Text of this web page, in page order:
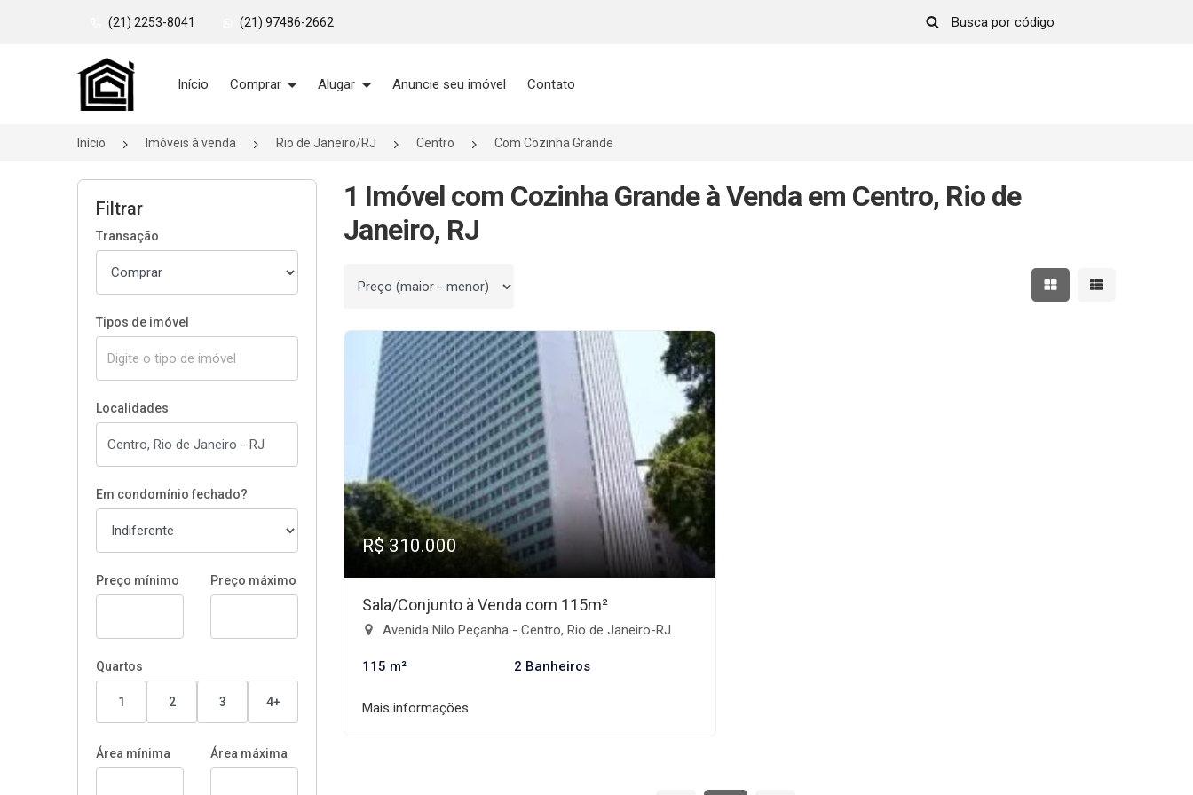
(21) 2253-8041 (21) 97486-2662
Página inicial
Início Comprar Alugar Anuncie seu imóvel Contato
Início Imóveis à venda Rio de Janeiro/RJ Centro Com Cozinha Grande
Filtrar
Transação
Tipos de imóvel
Localidades
Em condomínio fechado?
Preço mínimo Preço máximo
Quartos
1 2 3 4+
Área mínima Área máxima
1 Imóvel com Cozinha Grande à Venda em Centro, Rio de
Janeiro, RJ
Ordenar por Mostrar resultados em
Mostrar
R$ 310.000
Sala/Conjunto à Venda com 115m²
Avenida Nilo Peçanha - Centro, Rio de Janeiro-RJ
115 m² 2 Banheiros
Mais informações